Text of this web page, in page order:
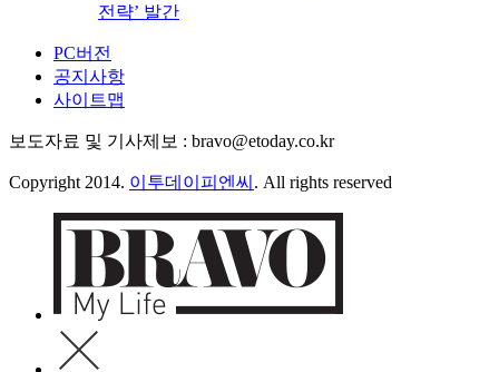
전략’ 발간
PC버전
공지사항
사이트맵
보도자료 및 기사제보 : bravo@etoday.co.kr
Copyright 2014. 이투데이피엔씨 . All rights reserved